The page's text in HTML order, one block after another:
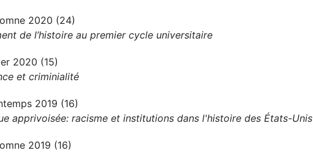
2020 (24)
de l’histoire au premier cycle universitaire
2020 (15)
et criminialité
2019 (16)
apprivoisée: racisme et institutions dans l'histoire des États-Unis
2019 (16)